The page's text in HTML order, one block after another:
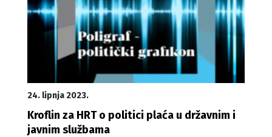
24. lipnja 2023.
Kroflin za HRT o politici plaća u državnim i
javnim službama